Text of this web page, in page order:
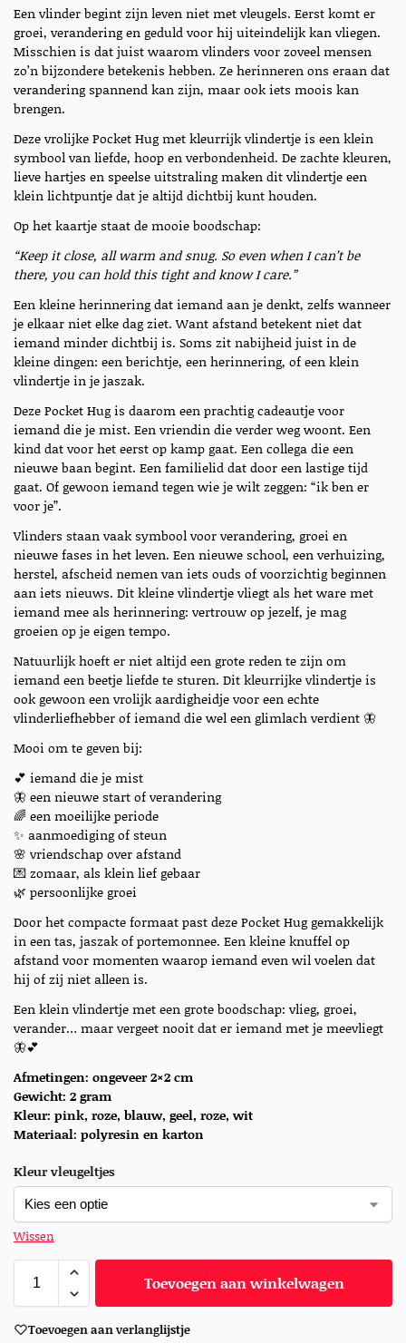
Een vlinder begint zijn leven niet met vleugels. Eerst komt er
groei, verandering en geduld voor hij uiteindelijk kan vliegen.
Misschien is dat juist waarom vlinders voor zoveel mensen
zo’n bijzondere betekenis hebben. Ze herinneren ons eraan dat
verandering spannend kan zijn, maar ook iets moois kan
brengen.
Deze vrolijke Pocket Hug met kleurrijk vlindertje is een klein
symbool van liefde, hoop en verbondenheid. De zachte kleuren,
lieve hartjes en speelse uitstraling maken dit vlindertje een
klein lichtpuntje dat je altijd dichtbij kunt houden.
Op het kaartje staat de mooie boodschap:
“Keep it close, all warm and snug. So even when I can’t be
there, you can hold this tight and know I care.”
Een kleine herinnering dat iemand aan je denkt, zelfs wanneer
je elkaar niet elke dag ziet. Want afstand betekent niet dat
iemand minder dichtbij is. Soms zit nabijheid juist in de
kleine dingen: een berichtje, een herinnering, of een klein
vlindertje in je jaszak.
Deze Pocket Hug is daarom een prachtig cadeautje voor
iemand die je mist. Een vriendin die verder weg woont. Een
kind dat voor het eerst op kamp gaat. Een collega die een
nieuwe baan begint. Een familielid dat door een lastige tijd
gaat. Of gewoon iemand tegen wie je wilt zeggen: “ik ben er
voor je”.
Vlinders staan vaak symbool voor verandering, groei en
nieuwe fases in het leven. Een nieuwe school, een verhuizing,
herstel, afscheid nemen van iets ouds of voorzichtig beginnen
aan iets nieuws. Dit kleine vlindertje vliegt als het ware met
iemand mee als herinnering: vertrouw op jezelf, je mag
groeien op je eigen tempo.
Natuurlijk hoeft er niet altijd een grote reden te zijn om
iemand een beetje liefde te sturen. Dit kleurrijke vlindertje is
ook gewoon een vrolijk aardigheidje voor een echte
vlinderliefhebber of iemand die wel een glimlach verdient 🦋
Mooi om te geven bij:
💕 iemand die je mist
🦋 een nieuwe start of verandering
🌈 een moeilijke periode
✨ aanmoediging of steun
🌸 vriendschap over afstand
💌 zomaar, als klein lief gebaar
🌿 persoonlijke groei
Door het compacte formaat past deze Pocket Hug gemakkelijk
in een tas, jaszak of portemonnee. Een kleine knuffel op
afstand voor momenten waarop iemand even wil voelen dat
hij of zij niet alleen is.
Een klein vlindertje met een grote boodschap: vlieg, groei,
verander… maar vergeet nooit dat er iemand met je meevliegt
🦋💕
Afmetingen: ongeveer 2×2 cm
Gewicht: 2 gram
Kleur: pink, roze, blauw, geel, roze, wit
Materiaal: polyresin en karton
Kleur vleugeltjes
Wissen
Toevoegen aan winkelwagen
Toevoegen aan verlanglijstje